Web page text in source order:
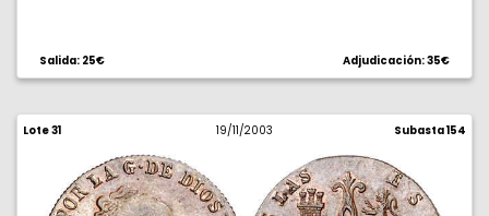
Salida: 25€ Adjudicación: 35€
Lote 31 19/11/2003 Subasta 154